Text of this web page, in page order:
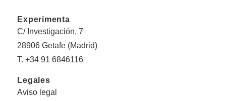
Experimenta
C/ Investigación, 7
28906 Getafe (Madrid)
T. +34 91 6846116
Legales
Aviso legal